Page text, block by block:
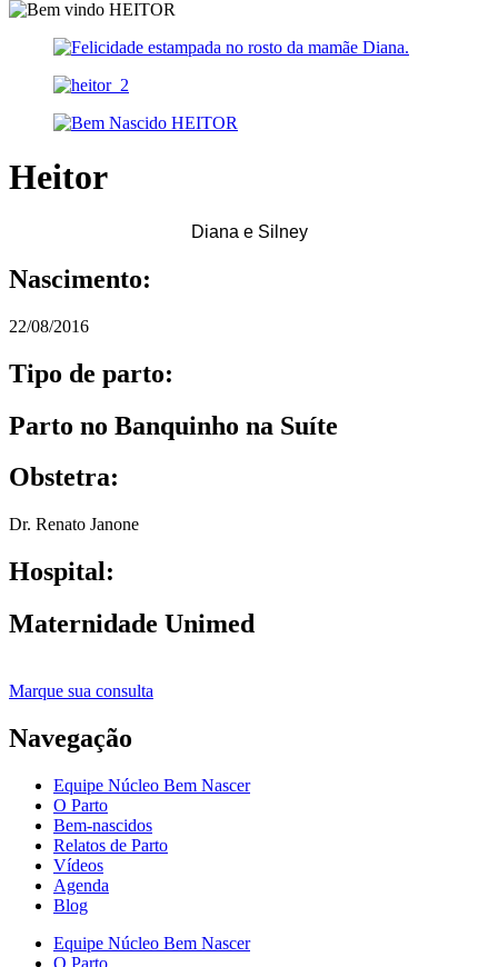
Heitor
Diana e Silney
Nascimento:
22/08/2016
Tipo de parto:
Parto no Banquinho na Suíte
Obstetra:
Dr. Renato Janone
Hospital:
Maternidade Unimed
Marque sua consulta
Navegação
Equipe Núcleo Bem Nascer
O Parto
Bem-nascidos
Relatos de Parto
Vídeos
Agenda
Blog
Equipe Núcleo Bem Nascer
O Parto